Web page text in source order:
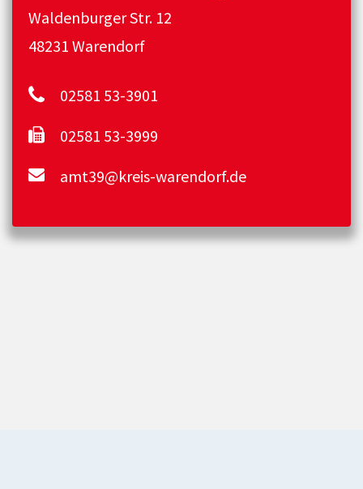
Waldenburger Str. 12
48231 Warendorf
02581 53-3901
02581 53-3999
amt39@kreis-warendorf.de